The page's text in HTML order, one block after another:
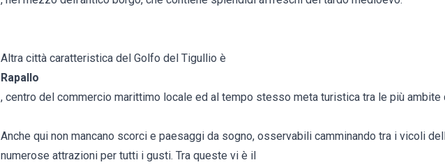
Altra città caratteristica del Golfo del Tigullio è
Rapallo
, centro del commercio marittimo locale ed al tempo stesso meta turistica tra le più ambite
Anche qui non mancano scorci e paesaggi da sogno, osservabili camminando tra i vicoli
numerose attrazioni per tutti i gusti. Tra queste vi è il